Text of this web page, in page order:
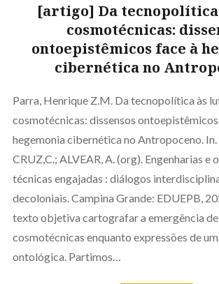
[artigo] Da tecnopolítica
cosmotécnicas:
ontoepistêmicos face à
cibernética no
Parra, Henrique Z.M. Da tecnopolítica às
cosmotécnicas: dissensos
hegemonia cibernética no Antropoceno. In.
CRUZ,C.; ALVEAR, A. (org). Engenharias e
técnicas engajadas : diálogos
decoloniais. Campina Grande: EDUEPB,
texto objetiva cartografar a emergência
cosmotécnicas enquanto expressões de
ontológica. Partimos…